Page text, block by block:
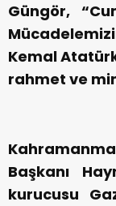
Güngör,
Kemal
rahmet ve
Başkanı
kurucusu